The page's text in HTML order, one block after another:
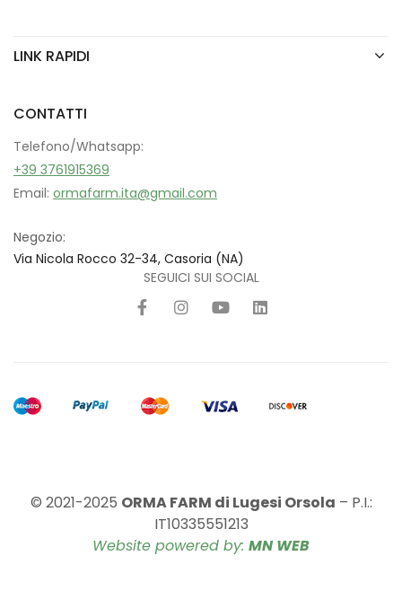
LINK RAPIDI
CONTATTI
Telefono/Whatsapp:
+39 3761915369
Email: ormafarm.ita@gmail.com
Negozio:
Via Nicola Rocco 32-34, Casoria (NA)
SEGUICI SUI SOCIAL
© 2021-2025 ORMA FARM di Lugesi Orsola – P.I.:
IT10335551213
Website powered by: MN WEB